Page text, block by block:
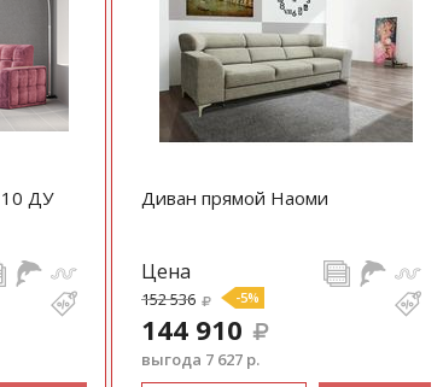
10 ДУ Диван прямой Наоми
Цена
152 536 -5%
144 910
выгода 7 627 р.